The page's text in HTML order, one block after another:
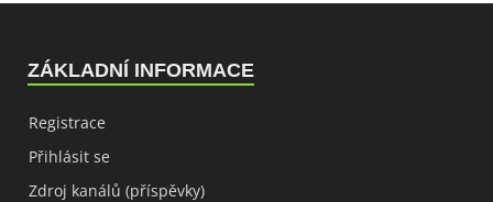
ZÁKLADNÍ INFORMACE
Registrace
Přihlásit se
Zdroj kanálů (příspěvky)